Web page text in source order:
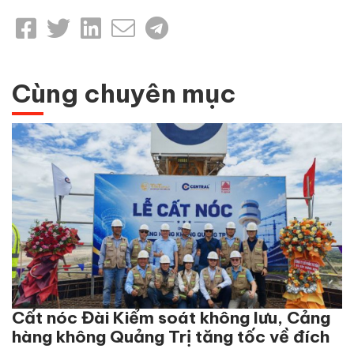
Cùng chuyên mục
Cất nóc Đài Kiểm soát không lưu, Cảng
hàng không Quảng Trị tăng tốc về đích